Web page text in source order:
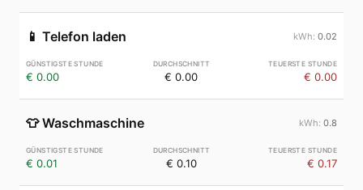
📱 Telefon laden 0.02
€ 0.00 € 0.00 € 0.00
👕 Waschmaschine 0.8
€ 0.01 € 0.10 € 0.17